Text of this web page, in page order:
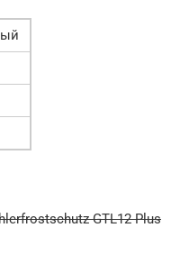
GTL12 Plus